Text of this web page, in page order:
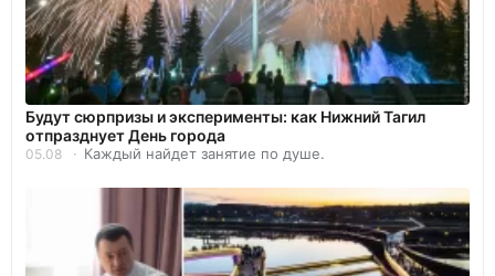
Будут сюрпризы и эксперименты: как Нижний Тагил
отпразднует День города
05.08 Каждый найдет занятие по душе.